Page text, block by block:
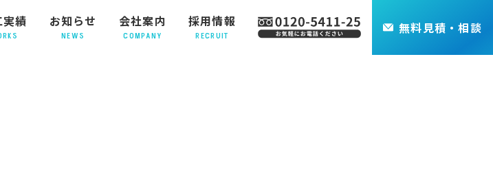
績 お知らせ
NEWS
会社案内
COMPANY
採用情報
RECRUIT
無料 見積・相談